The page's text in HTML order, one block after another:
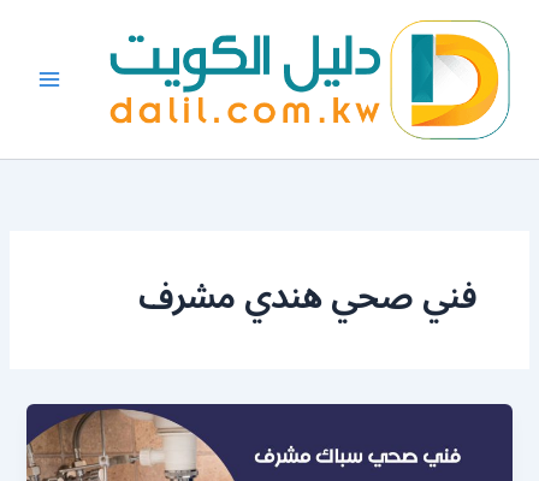
المحتوى
فني صحي هندي مشرف